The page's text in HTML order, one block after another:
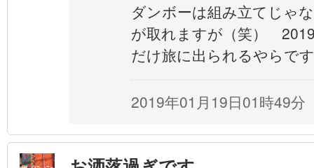
ダンボーは組み立てじゃ
が取れますが（笑）
だけ旅に出られるやらで
2019年01月19日01時49分